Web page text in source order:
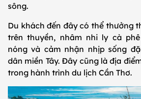
sông.
Du khách đến đây có thể thưởng
trên thuyền, nhâm nhi ly cà
nóng và cảm nhận nhịp sống
dân miền Tây. Đây cũng là địa
trong hành trình du lịch Cần Thơ.